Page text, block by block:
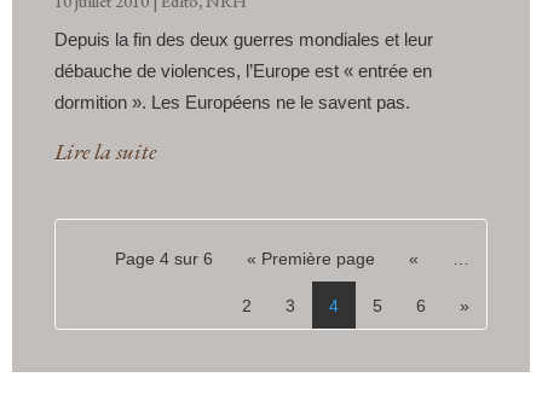
Depuis la fin des deux guerres mondiales et leur
débauche de violences, l’Europe est « entrée en
dormition ». Les Européens ne le savent pas.
Lire la suite
Page 4 sur 6 « Première page «
2 3 4 5 6 »